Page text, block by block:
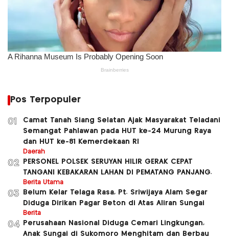
Pos Terpopuler
01
Camat Tanah Siang Selatan Ajak Masyarakat Teladani
Semangat Pahlawan pada HUT ke-24 Murung Raya
dan HUT ke-81 Kemerdekaan RI
Daerah
02
PERSONEL POLSEK SERUYAN HILIR GERAK CEPAT
TANGANI KEBAKARAN LAHAN DI PEMATANG PANJANG.
Berita Utama
03
Belum Kelar Telaga Rasa, Pt. Sriwijaya Alam Segar
Diduga Dirikan Pagar Beton di Atas Aliran Sungai
Berita
04
Perusahaan Nasional Diduga Cemari Lingkungan,
Anak Sungai di Sukomoro Menghitam dan Berbau